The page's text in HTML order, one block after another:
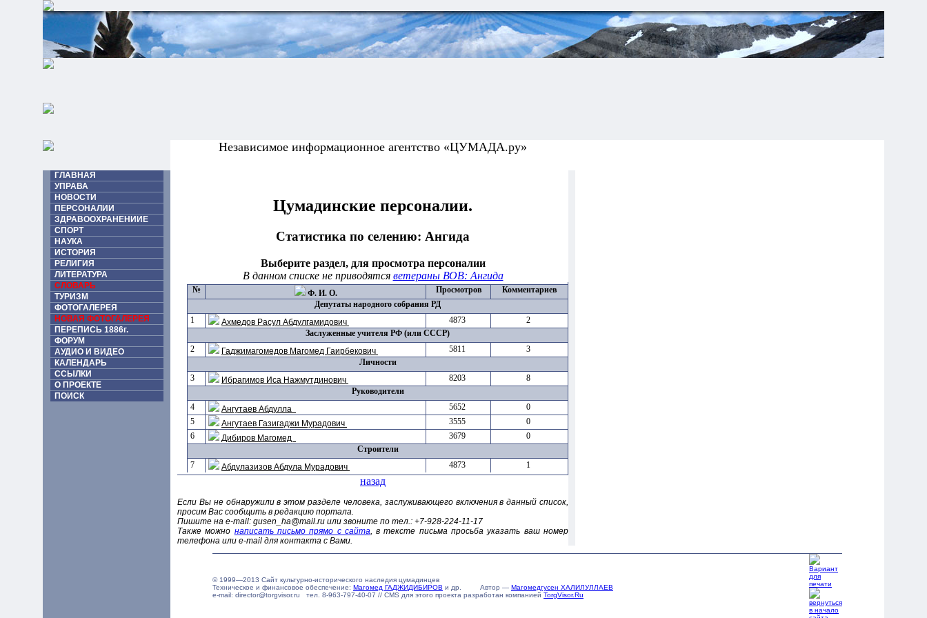
Независимое информационное агентство «ЦУМАДА.ру»
ГЛАВНАЯ
УПРАВА
НОВОСТИ
ПЕРСОНАЛИИ
ЗДРАВООХРАНЕНИИЕ
СПОРТ
НАУКА
ИСТОРИЯ
РЕЛИГИЯ
ЛИТЕРАТУРА
СЛОВАРЬ
ТУРИЗМ
ФОТОГАЛЕРЕЯ
НОВАЯ ФОТОГАЛЕРЕЯ
ПЕРЕПИСЬ 1886г.
ФОРУМ
АУДИО И ВИДЕО
КАЛЕНДАРЬ
ССЫЛКИ
О ПРОЕКТЕ
ПОИСК
Цумадинские персоналии.
Статистика по селению: Ангида
Выберите раздел, для просмотра персоналии
В данном списке не приводятся ветераны ВОВ: Ангида
№ Ф. И. О. Просмотров
Комментариев
Депутаты народного собрания РД
1
Ахмедов Расул Абдулгамидович 4873
2
Заслуженные учителя РФ (или СССР)
2
Гаджимагомедов Магомед Гаирбекович 5811
3
Личности
3
Ибрагимов Иса Нажмутдинович 8203
8
Руководители
4
Ангутаев Абдулла 5652
0
5
Ангутаев Газигаджи Мурадович 3555
0
6
Дибиров Магомед 3679
0
Строители
7
Абдулазизов Абдула Мурадович 4873 1
назад
Если Вы не обнаружили в этом разделе человека, заслуживающего включения в данный список,
просим Вас сообщить в редакцию портала.
Пишите на e-mail: gusen_ha@mail.ru или звоните по тел.: +7-928-224-11-17
Также можно написать письмо прямо с сайта , в тексте письма просьба указать ваш номер
телефона или e-mail для контакта с Вами.
© 1999—2013 Сайт культурно-исторического наследия цумадинцев
Техническое и финансовое обеспечение: Магомед ГАДЖИДИБИРОВ и др. Автор — Магомедгусен ХАЛИЛУЛЛАЕВ
e-mail: director@torgvisor.ru тел. 8-963-797-40-07 // CMS для этого проекта разработан компанией TorgVisor.Ru